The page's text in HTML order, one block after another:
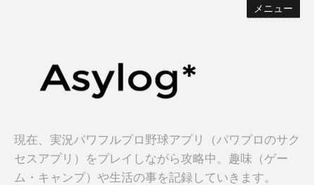
メニュー
現在、実況パワフルプロ野球アプリ（パワプロのサク
セスアプリ）をプレイしながら攻略中。趣味（ゲー
ム・キャンプ）や生活の事を記録していきます。